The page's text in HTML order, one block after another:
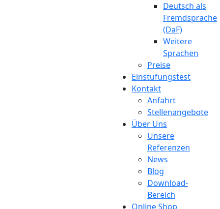
Deutsch als
Fremdsprache
(DaF)
Weitere
Sprachen
Preise
Einstufungstest
Kontakt
Anfahrt
Stellenangebote
Über Uns
Unsere
Referenzen
News
Blog
Download-
Bereich
Online Shop